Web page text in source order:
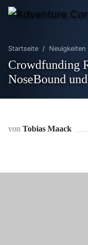
Startseite Neuigkeiten
Crowdfunding
NoseBound
von Tobias Maack